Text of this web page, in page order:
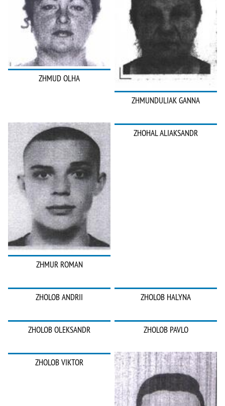
ZHMUD OLHA
ZHMUNDULIAK GANNA
ZHMUR ROMAN
ZHOHAL ALIAKSANDR
ZHOLOB ANDRII ZHOLOB HALYNA
ZHOLOB OLEKSANDR ZHOLOB PAVLO
ZHOLOB VIKTOR